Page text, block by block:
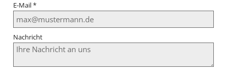
E-Mail*
Nachricht